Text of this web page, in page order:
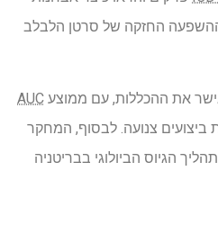
ההשפעה החזקה של סרטן הלבלב
אישר את ההכללות, עם ממוצע AUC
ירידת ביצועים צנועה. לבסוף, המחקר
הגיוס הביולוגי בבריטניה